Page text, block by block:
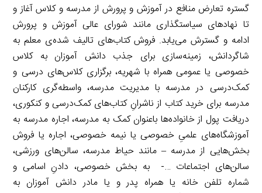
گستره تعارض منافع در آموزش و پرورش از مدرسه و کلاس آغاز و
تا نهادهای سیاستگذاری مانند شورای عالی آموزش و پرورش
ادامه و گسترش می‌یابد. فروش کتاب‌های تالیف شده‌ی معلم به
شاگردانش، زمینه‌سازی برای جذب دانش آموزان به کلاس
خصوصی یا عمومی همراه با شهریه، برگزاری کلاس‌های درسی و
کمک‌درسی در مدرسه با مدیریت مدرسه، واسطه‌گری کارکنان
مدرسه برای خرید کتاب از ناشرانِ کتاب‌های کمک‌درسی و کنکوری،
دریافت پول از خانواده‌ها باعنوان کمک به مدرسه، اجاره مدرسه به
آموزشگاه‌های علمیِ خصوصی یا نیمه خصوصی، اجاره یا فروش
بخش‌هایی از مدرسه – مانند حیاط مدرسه، سالن‌های ورزشی،
سالن‌های اجتماعات …-‌ به بخش خصوصی، دادنِ اسامی و
شماره تلفن خانه یا همراه پدر و یا مادر دانش آموزان به